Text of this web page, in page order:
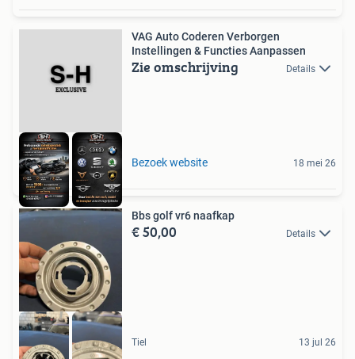
VAG Auto Coderen Verborgen
Instellingen & Functies Aanpassen
Zie omschrijving Details
Bezoek website 18 mei 26
Bbs golf vr6 naafkap
€ 50,00 Details
Tiel 13 jul 26